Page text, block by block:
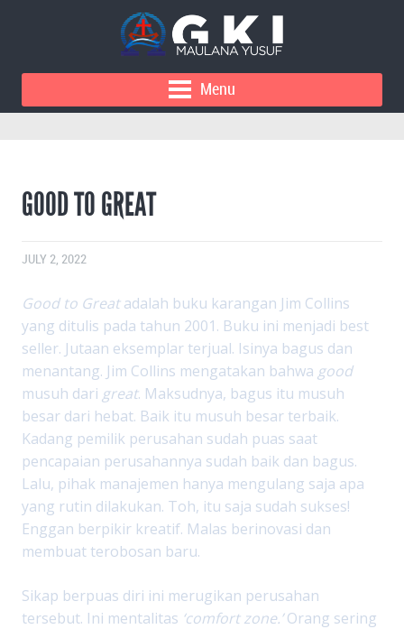
Menu
GOOD TO GREAT
JULY 2, 2022
Good to Greatadalah buku karangan Jim Collins
yang ditulis pada tahun 2001. Buku ini menjadi best
seller. Jutaan eksemplar terjual. Isinya bagus dan
menantang. Jim Collins mengatakan bahwa good
musuh dari great. Maksudnya, bagus itu musuh
besar dari hebat. Baik itu musuh besar terbaik.
Kadang pemilik perusahan sudah puas saat
pencapaian perusahannya sudah baik dan bagus.
Lalu, pihak manajemen hanya mengulang saja apa
yang rutin dilakukan. Toh, itu saja sudah sukses!
Enggan berpikir kreatif. Malas berinovasi dan
membuat terobosan baru.
Sikap berpuas diri ini merugikan perusahan
tersebut. Ini mentalitas ‘comfort zone.’Orang sering